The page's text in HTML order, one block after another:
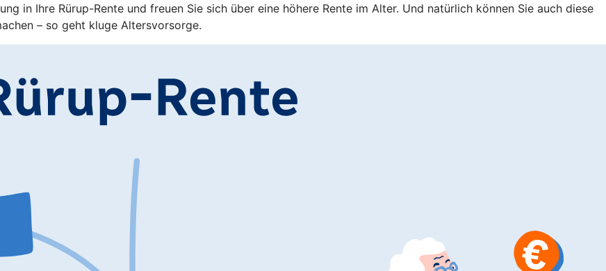
in Ihre Rürup-Rente und freuen Sie sich über eine höhere Rente im Alter. Und natürlich können Sie auch diese
– so geht kluge Altersvorsorge.